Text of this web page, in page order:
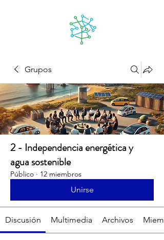
Grupos
2 - Independencia energética y
agua sostenible
Público · 12 miembros
Unirse
Discusión Multimedia Archivos